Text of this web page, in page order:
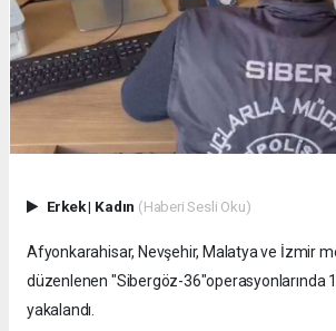
Erkek| Kadın (Haberi Sesli Oku)
Afyonkarahisar, Nevşehir, Malatya ve İzmir
düzenlenen "Sibergöz-36"operasyonlarında
yakalandı.